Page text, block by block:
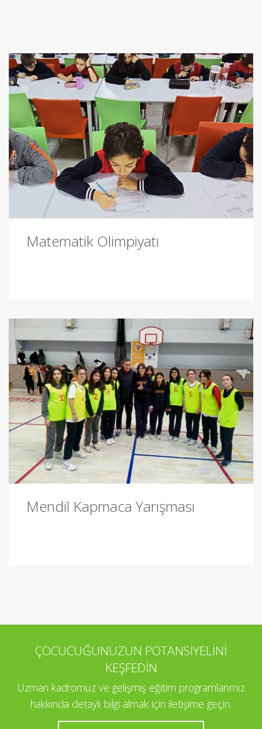
Matematik Olimpiyatı
Mendil Kapmaca Yarışması
ÇOCUCUĞUNUZUN POTANSİYELİNİ
KEŞFEDİN
Uzman kadromuz ve gelişmiş eğitim programlarımız
hakkında detaylı bilgi almak için iletişime geçin.